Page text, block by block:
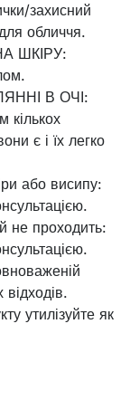
захисний
обличчя.
ШКІРУ:
В ОЧІ:
кількох
є і їх легко
або висипу:
не проходить:
утилізуйте як